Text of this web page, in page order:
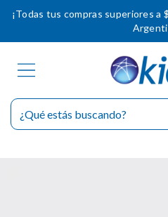
¡Todas tus compras superiores